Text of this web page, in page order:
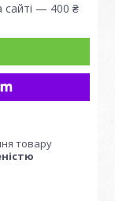
сайті — 400 ₴
товару